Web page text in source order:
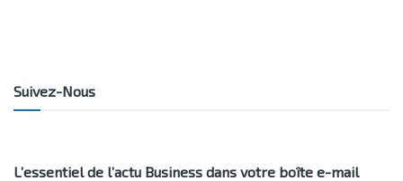
Suivez-Nous
L’essentiel de l’actu Business dans votre boîte e-mail